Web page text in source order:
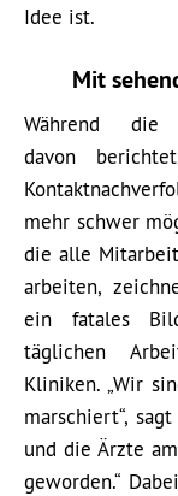
Idee ist.
Mit
Während die
davon
mehr schwer
die alle
arbeiten,
ein fatales
täglichen
Kliniken. „Wir
marschiert“,
und die Ärzte
geworden.“